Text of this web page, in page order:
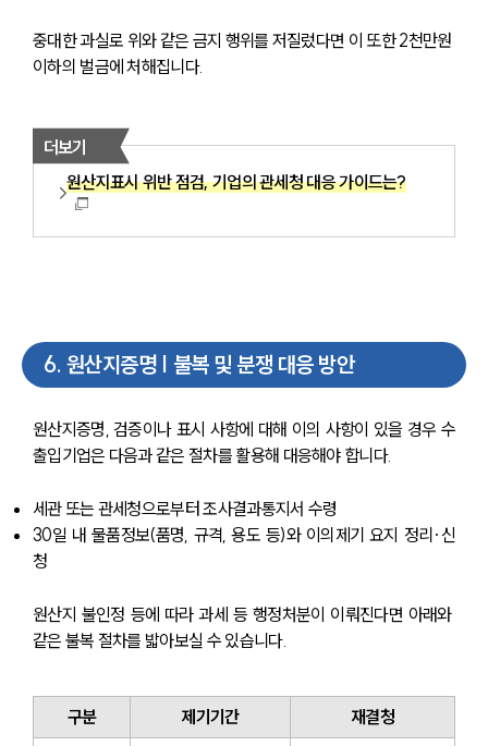
중대한 과실로 위와 같은 금지 행위를 저질렀다면 이 또한 2천만원
이하의 벌금에 처해집니다.
더보기
원산지표시 위반 점검, 기업의 관세청 대응 가이드는?
6. 원산지증명 | 불복 및 분쟁 대응 방안
원산지증명, 검증이나 표시 사항에 대해 이의 사항이 있을 경우 수
출입기업은 다음과 같은 절차를 활용해 대응해야 합니다.
세관 또는 관세청으로부터 조사결과통지서 수령
30일 내 물품정보(품명, 규격, 용도 등)와 이의제기 요지 정리·신
청
원산지 불인정 등에 따라 과세 등 행정처분이 이뤄진다면 아래와
같은 불복 절차를 밟아보실 수 있습니다.
구분 제기기간
재결청